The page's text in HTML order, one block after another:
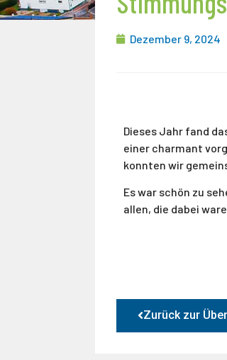
Dezember 9, 2024
Dieses Jahr fand
einer charmant
konnten wir
Es war schön zu
allen, die dabei
Zurück zur